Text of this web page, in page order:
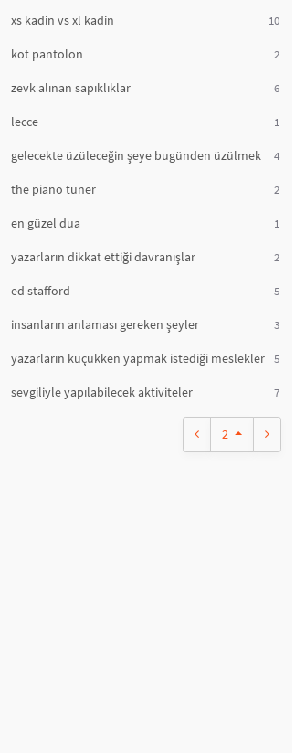
xs kadin vs xl kadin 10
kot pantolon 2
zevk alınan sapıklıklar 6
lecce 1
gelecekte üzüleceğin şeye bugünden üzülmek 4
the piano tuner 2
en güzel dua 1
yazarların dikkat ettiği davranışlar 2
ed stafford 5
insanların anlaması gereken şeyler 3
yazarların küçükken yapmak istediği meslekler 5
sevgiliyle yapılabilecek aktiviteler 7
2